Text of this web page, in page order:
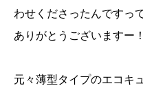
わせくださったんですっ
ありがとうございますー！
元々薄型タイプのエコキ